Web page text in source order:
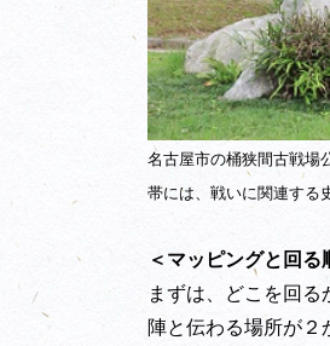
名古屋市の桶狭間古戦場
帯には、戦いに関連する
＜マッピングと回る
まずは、どこを回
陣と伝わる場所が２